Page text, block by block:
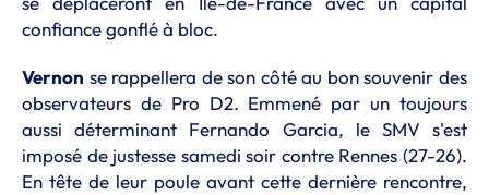
confiance gonflé à bloc.
Vernon se rappellera de son côté au bon souvenir des
observateurs de Pro D2. Emmené par un toujours
aussi déterminant Fernando Garcia, le SMV s'est
imposé de justesse samedi soir contre Rennes (27-26).
En tête de leur poule avant cette dernière rencontre,